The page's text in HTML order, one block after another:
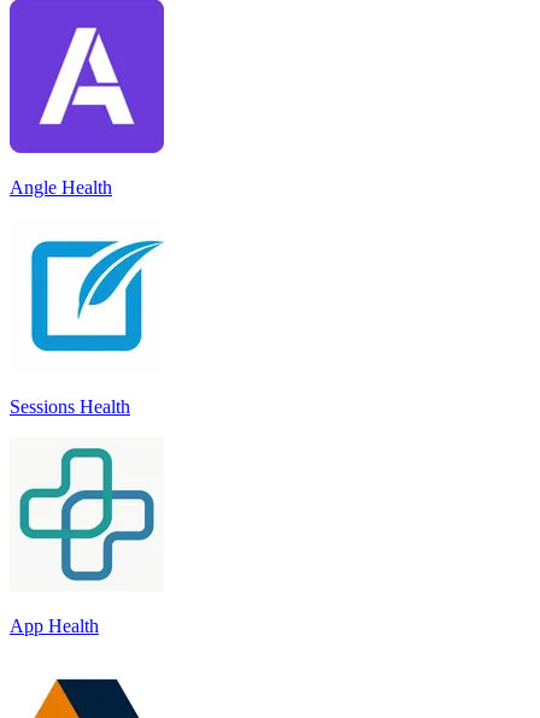
Angle Health
Sessions Health
App Health